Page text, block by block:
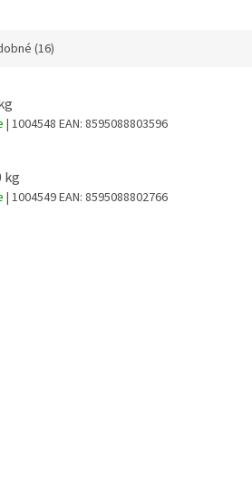
(16)
| 1004548 EAN: 8595088803596
kg
| 1004549EAN: 8595088802766